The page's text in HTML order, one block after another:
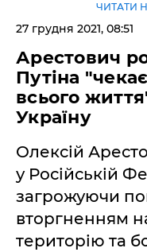
ЧИТАТИ
27 грудня 2021, 08:51
Арестович
Путіна
всього
Україну
Олексій
у Російській
загрожуючи
вторгненням
територію та